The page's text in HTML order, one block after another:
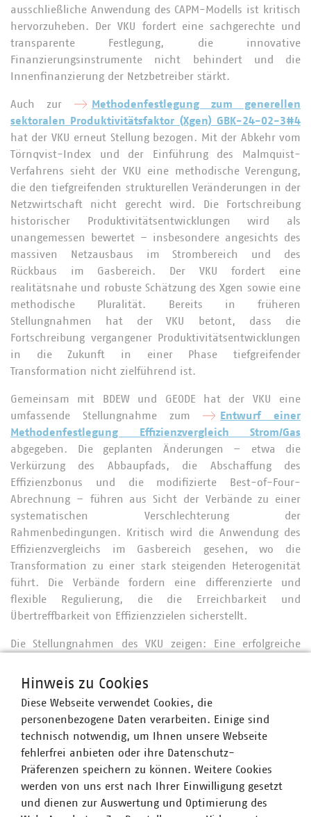
ausschließliche Anwendung des CAPM-Modells ist kritisch
hervorzuheben. Der VKU fordert eine sachgerechte und
transparente Festlegung, die innovative
Finanzierungsinstrumente nicht behindert und die
Innenfinanzierung der Netzbetreiber stärkt.
Auch zur
Methodenfestlegung zum generellen
sektoralen Produktivitätsfaktor (Xgen) GBK-24-02-3#4
hat der VKU erneut Stellung bezogen. Mit der Abkehr vom
Törnqvist-Index und der Einführung des Malmquist-
Verfahrens sieht der VKU eine methodische Verengung,
die den tiefgreifenden strukturellen Veränderungen in der
Netzwirtschaft nicht gerecht wird. Die Fortschreibung
historischer Produktivitätsentwicklungen wird als
unangemessen bewertet – insbesondere angesichts des
massiven Netzausbaus im Strombereich und des
Rückbaus im Gasbereich. Der VKU fordert eine
realitätsnahe und robuste Schätzung des Xgen sowie eine
methodische Pluralität. Bereits in früheren
Stellungnahmen hat der VKU betont, dass die
Fortschreibung vergangener Produktivitätsentwicklungen
in die Zukunft in einer Phase tiefgreifender
Transformation nicht zielführend ist.
Gemeinsam mit BDEW und GEODE hat der VKU eine
umfassende Stellungnahme zum
Entwurf einer
Methodenfestlegung Effizienzvergleich Strom/Gas
abgegeben. Die geplanten Änderungen – etwa die
Verkürzung des Abbaupfads, die Abschaffung des
Effizienzbonus und die modifizierte Best-of-Four-
Abrechnung – führen aus Sicht der Verbände zu einer
systematischen Verschlechterung der
Rahmenbedingungen. Kritisch wird die Anwendung des
Effizienzvergleichs im Gasbereich gesehen, wo die
Transformation zu einer stark steigenden Heterogenität
führt. Die Verbände fordern eine differenzierte und
flexible Regulierung, die die Erreichbarkeit und
Übertreffbarkeit von Effizienzzielen sicherstellt.
Die Stellungnahmen des VKU zeigen: Eine erfolgreiche
der die Realität der kommunalen Netzwirtschaft
Modelle gefährden die Investitionsfähigkeit und
Innovationskraft der Netzbetreiber.
VKU-SN MethodenFL Kapitalverzinsung
Hinweis zu Cookies
Diese Webseite verwendet Cookies, die
personenbezogene Daten verarbeiten. Einige sind
technisch notwendig, um Ihnen unsere Webseite
fehlerfrei anbieten oder ihre Datenschutz-
Präferenzen speichern zu können. Weitere Cookies
werden von uns erst nach Ihrer Einwilligung gesetzt
und dienen zur Auswertung und Optimierung des